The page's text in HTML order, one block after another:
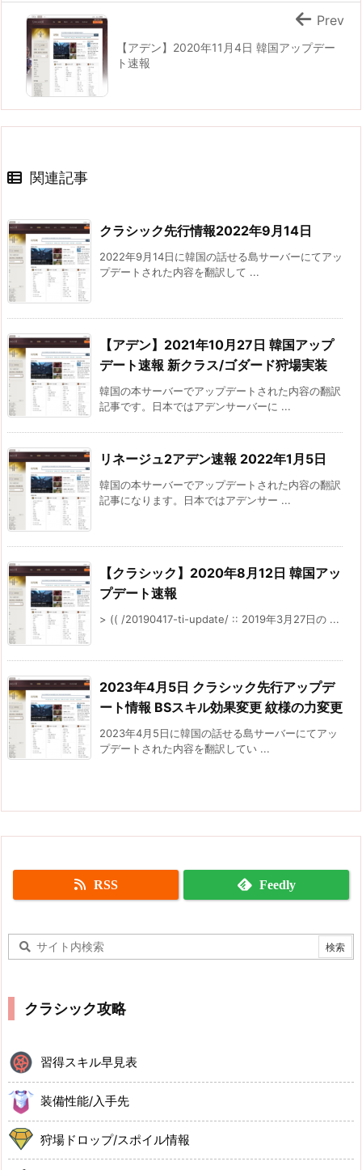
【アデン】2020年11月4日 韓国アップデー
ト速報
Prev
関連記事
クラシック先行情報2022年9月14日
2022年9月14日に韓国の話せる島サーバーにてアッ
プデートされた内容を翻訳して ...
【アデン】2021年10月27日 韓国アップ
デート速報 新クラス/ゴダード狩場実装
韓国の本サーバーでアップデートされた内容の翻訳
記事です。日本ではアデンサーバーに ...
リネージュ2アデン速報 2022年1月5日
韓国の本サーバーでアップデートされた内容の翻訳
記事になります。日本ではアデンサー ...
【クラシック】2020年8月12日 韓国アッ
プデート速報
> (( /20190417-ti-update/ :: 2019年3月27日の ...
2023年4月5日 クラシック先行アップデ
ート情報 BSスキル効果変更 紋様の力変更
2023年4月5日に韓国の話せる島サーバーにてアッ
プデートされた内容を翻訳してい ...
RSS Feedly
クラシック攻略
習得スキル早見表
装備性能/入手先
狩場ドロップ/スポイル情報